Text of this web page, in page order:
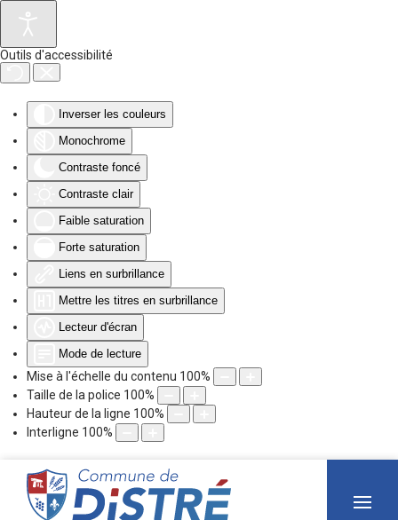
Outils d'accessibilité
Inverser les couleurs
Monochrome
Contraste foncé
Contraste clair
Faible saturation
Forte saturation
Liens en surbrillance
Mettre les titres en surbrillance
Lecteur d'écran
Mode de lecture
Mise à l'échelle du contenu 100%
Taille de la police 100%
Hauteur de la ligne 100%
Interligne 100%
Accéder au contenu principal